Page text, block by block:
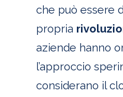
che può essere
propria
aziende hanno
l’approccio
considerano il